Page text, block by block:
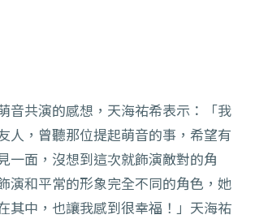
音共演的感想，天海祐希表示：「我
人，曾聽那位提起萌音的事，希望有
一面，沒想到這次就飾演敵對的角
演和平常的形象完全不同的角色，她
其中，也讓我感到很幸福！」天海祐